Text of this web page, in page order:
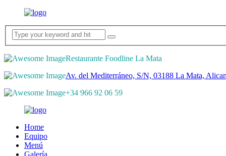
Restaurante Foodline La Mata
Av. del Mediterráneo, S/N, 03188 La Mata,
+34 966 92 06 59
Home
Equipo
Menú
Galería